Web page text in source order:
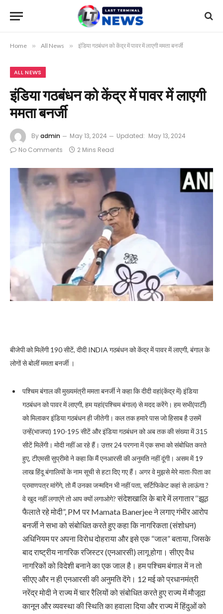
Home » All News » इंडिया गठबंधन को केंद्र में पावर में लाएगी ममता बनर्जी
ALL NEWS
इंडिया गठबंधन को केंद्र में पावर में लाएगी
ममता बनर्जी
Byadmin May 13, 2024 Updated: May 13, 2024
No Comments
2 Mins Read
बीजेपी को मिलेंगी 190 सीटें, दीदी INDIA गठबंधन को केंद्र में पावर में लाएगी, बंगाल के
लोगों से बोलीं ममता बनर्जी ।
पश्चिम बंगाल की मुख्यमंत्री ममता बनर्जी ने कहा कि दीदी वहां(केंद्र में) इंडिया
गठबंधन को पावर में लाएगी, हम यहां(पश्चिम बंगाल) से मदद करेंगे। हम सभी(पार्टी)
को मिलाकर इंडिया गठबंधन ही जीतेगी। कल तक हमारे पास जो हिसाब है उसमें
उन्हें(भाजपा) 190-195 सीटें और इंडिया गठबंधन को अब तक की संख्या में 315
सीटें मिलेंगी। मोदी नहीं आ रहे हैं। उत्तर 24 परगना में एक सभा को संबोधित करते
हुए, टीएमसी सुप्रीमो ने कहा कि मैं एनआरसी की अनुमति नहीं दूंगी। असम में 19
लाख हिंदू बंगालियों के नाम सूची से हटा दिए गए हैं। अगर वे मुझसे मेरे माता-पिता का
प्रमाणपत्र मांगेंगे, तो मैं उनका जन्मदिन भी नहीं पता, सर्टिफिकेट कहां से लाऊंगा ?
वे खुद नहीं लगाएंगे तो आप क्यों लगाओगे?संदेशखालि के बारे में लगातार ‘‘झूठ
फैलाते रहे मोदी”, PM पर Mamata Banerjee ने लगाए गंभीर आरोप
बनर्जी ने सभा को संबोधित करते हुए कहा कि नागरिकता (संशोधन)
अधिनियम पर अपना विरोध दोहराया और इसे एक “जाल” बताया, जिसके
बाद राष्ट्रीय नागरिक रजिस्टर (एनआरसी) लागू होगा। सीएए वैध
नागरिकों को विदेशी बनाने का एक जाल है। हम पश्चिम बंगाल में न तो
सीएए और न ही एनआरसी की अनुमति देंगे। 12 मई को प्रधानमंत्री
नरेंद्र मोदी ने राज्य में चार रैलियों को संबोधित करते हुए राज्य में मौजूदा
कानून और व्यवस्था की स्थिति का हवाला दिया और राज्य में हिंदुओं को